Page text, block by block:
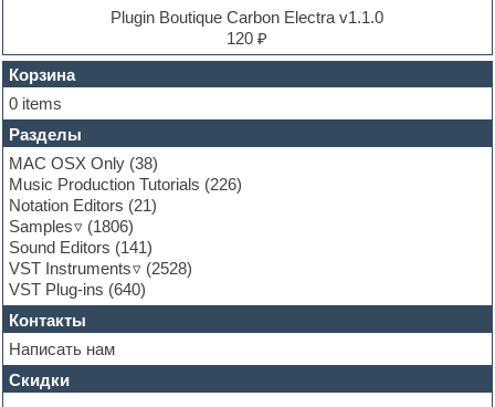
EXS24 Instruments
FL Studio
Flute
Folk samples
Fruityloops
Funk
Garritan
General MIDI kits
Guitar emulation
Guitar loops
Guitar processing and effects
Hands-up samples
Hardstyle
Heavy metal sample packs
Hip-hop
House music
Hypersonic
Jazz
Plugin Boutique Carbon Electra v1.1.0
120 ₽
Корзина
0 items
Разделы
MAC OSX Only (38)
Music Production Tutorials (226)
Notation Editors (21)
Samples
(1806)
Sound Editors (141)
VST Instruments
(2528)
VST Plug-ins (640)
Контакты
Написать нам
Скидки